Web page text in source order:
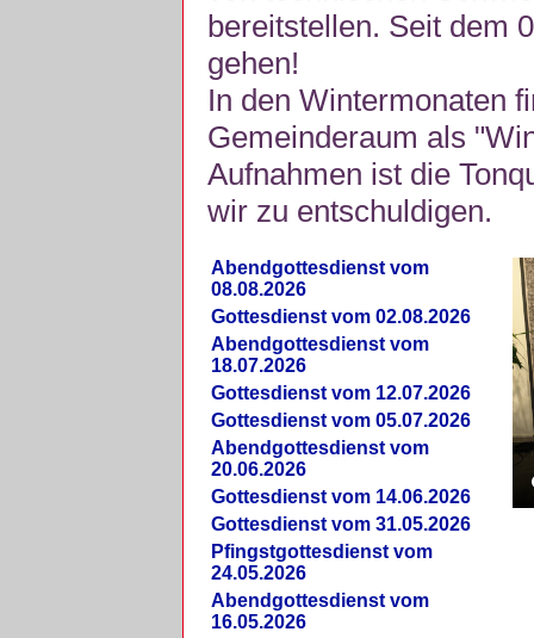
bereitstellen. Seit dem
gehen!
In den Wintermonaten
Gemeinderaum als
Aufnahmen ist die
wir zu entschuldigen.
Abendgottesdienst vom
08.08.2026
Gottesdienst vom 02.08.2026
Abendgottesdienst vom
18.07.2026
Gottesdienst vom 12.07.2026
Gottesdienst vom 05.07.2026
Abendgottesdienst vom
20.06.2026
Gottesdienst vom 14.06.2026
Gottesdienst vom 31.05.2026
Pfingstgottesdienst vom
24.05.2026
Abendgottesdienst vom
16.05.2026